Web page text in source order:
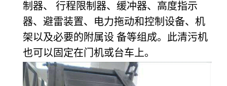
制器、 行程限制器、缓冲器、高度指示
器、避雷装置、电力拖动和控制设备、机
架以及必要的附属设 备等组成。此清污机
也可以固定在门机或台车上。